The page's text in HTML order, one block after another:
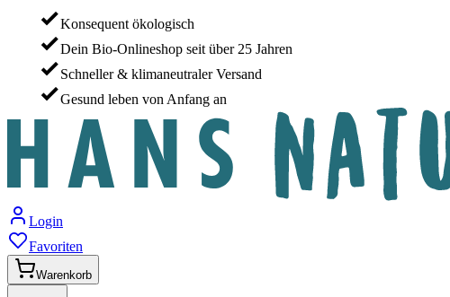
Konsequent ökologisch
Dein Bio-Onlineshop seit über 25 Jahren
Schneller & klimaneutraler Versand
Gesund leben von Anfang an
Login
Favoriten
Warenkorb